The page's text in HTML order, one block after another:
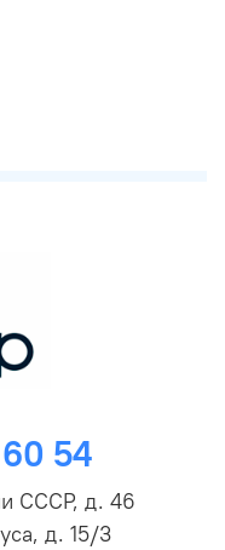
54
СССР, д. 46
д. 15/3